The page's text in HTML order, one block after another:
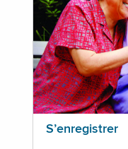
S’enregistrer